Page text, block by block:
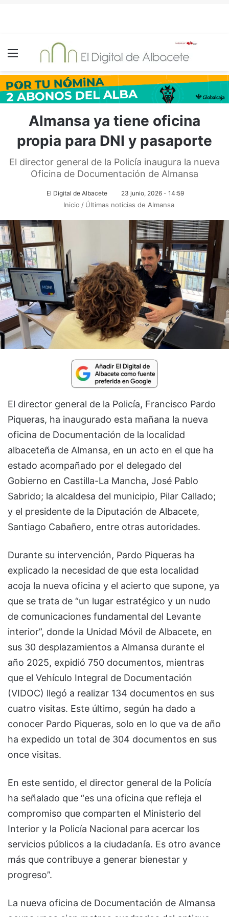
Menú
Almansa ya tiene oficina
propia para DNI y pasaporte
El director general de la Policía inaugura la nueva
Oficina de Documentación de Almansa
El Digital de Albacete 23 junio, 2026 - 14:59
Inicio / Últimas noticias de Almansa
El director general de la Policía, Francisco Pardo
Piqueras, ha inaugurado esta mañana la nueva
oficina de Documentación de la localidad
albaceteña de Almansa, en un acto en el que ha
estado acompañado por el delegado del
Gobierno en Castilla-La Mancha, José Pablo
Sabrido; la alcaldesa del municipio, Pilar Callado;
y el presidente de la Diputación de Albacete,
Santiago Cabañero, entre otras autoridades.
Durante su intervención, Pardo Piqueras ha
explicado la necesidad de que esta localidad
acoja la nueva oficina y el acierto que supone, ya
que se trata de “un lugar estratégico y un nudo
de comunicaciones fundamental del Levante
interior”, donde la Unidad Móvil de Albacete, en
sus 30 desplazamientos a Almansa durante el
año 2025, expidió 750 documentos, mientras
que el Vehículo Integral de Documentación
(VIDOC) llegó a realizar 134 documentos en sus
cuatro visitas. Este último, según ha dado a
conocer Pardo Piqueras, solo en lo que va de año
ha expedido un total de 304 documentos en sus
once visitas.
En este sentido, el director general de la Policía
ha señalado que “es una oficina que refleja el
compromiso que comparten el Ministerio del
Interior y la Policía Nacional para acercar los
servicios públicos a la ciudadanía. Es otro avance
más que contribuye a generar bienestar y
progreso”.
La nueva oficina de Documentación de Almansa